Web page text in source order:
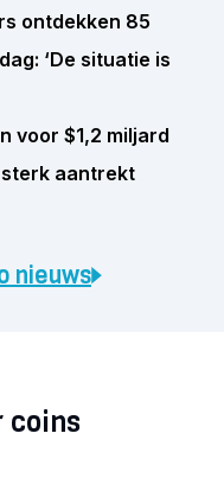
ontdekken 85
‘De situatie is
voor $1,2 miljard
aantrekt
nieuws
coins